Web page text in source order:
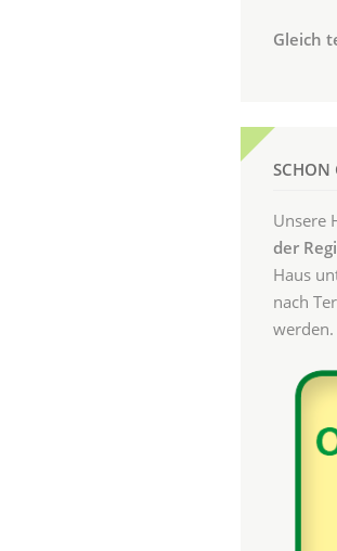
Gleich
SCHON
Unsere
der
Haus
nach
werden.